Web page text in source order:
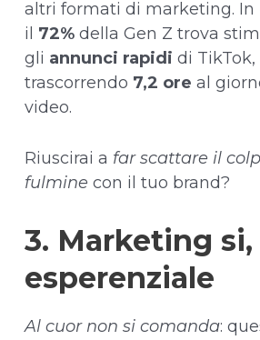
altri formati di marketing. In
il 72% della Gen Z trova
gli annunci rapidi di TikTok,
trascorrendo 7,2 ore al
video.
Riuscirai a far scattare il
fulminecon il tuo brand?
3. Marketing si,
esperenziale
Al cuor non si comanda: